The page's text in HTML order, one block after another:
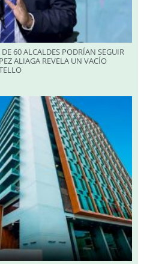
60 ALCALDES PODRÍAN SEGUIR
ALIAGA REVELA UN VACÍO